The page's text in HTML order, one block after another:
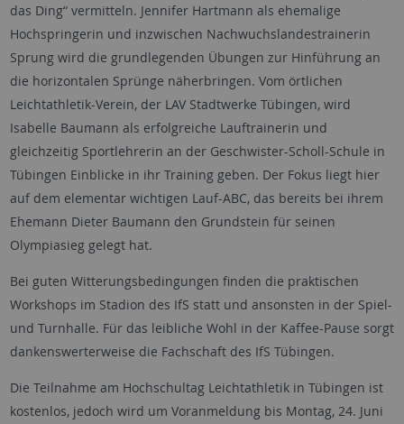
das Ding“ vermitteln. Jennifer Hartmann als ehemalige
Hochspringerin und inzwischen Nachwuchslandestrainerin
Sprung wird die grundlegenden Übungen zur Hinführung an
die horizontalen Sprünge näherbringen. Vom örtlichen
Leichtathletik-Verein, der LAV Stadtwerke Tübingen, wird
Isabelle Baumann als erfolgreiche Lauftrainerin und
gleichzeitig Sportlehrerin an der Geschwister-Scholl-Schule in
Tübingen Einblicke in ihr Training geben. Der Fokus liegt hier
auf dem elementar wichtigen Lauf-ABC, das bereits bei ihrem
Ehemann Dieter Baumann den Grundstein für seinen
Olympiasieg gelegt hat.
Bei guten Witterungsbedingungen finden die praktischen
Workshops im Stadion des IfS statt und ansonsten in der Spiel-
und Turnhalle. Für das leibliche Wohl in der Kaffee-Pause sorgt
dankenswerterweise die Fachschaft des IfS Tübingen.
Die Teilnahme am Hochschultag Leichtathletik in Tübingen ist
kostenlos, jedoch wird um Voranmeldung bis Montag, 24. Juni